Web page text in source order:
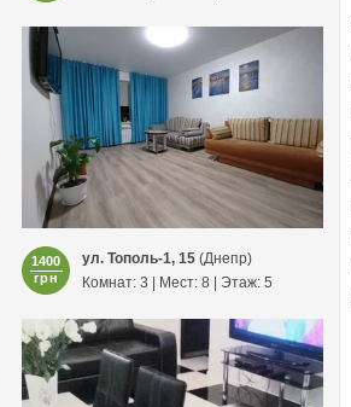
1400
грн
ул. Тополь-1, 15 (Днепр)
Комнат: 3 | Мест: 8 | Этаж: 5